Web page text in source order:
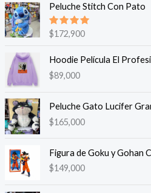
Peluche Stitch Con Pato
Valorado
en
5.00
$172,900
Hoodie Película El
$89,000
Peluche Gato Lucifer
$165,000
Figura de Goku y Gohan
$149,000